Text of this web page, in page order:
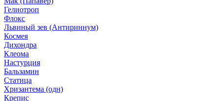
Гелиотроп
Флокс
Львиный зев (Антириннум)
Космея
Дихондра
Клеома
Настурция
Бальзамин
Статица
Хризантема (одн)
Крепис